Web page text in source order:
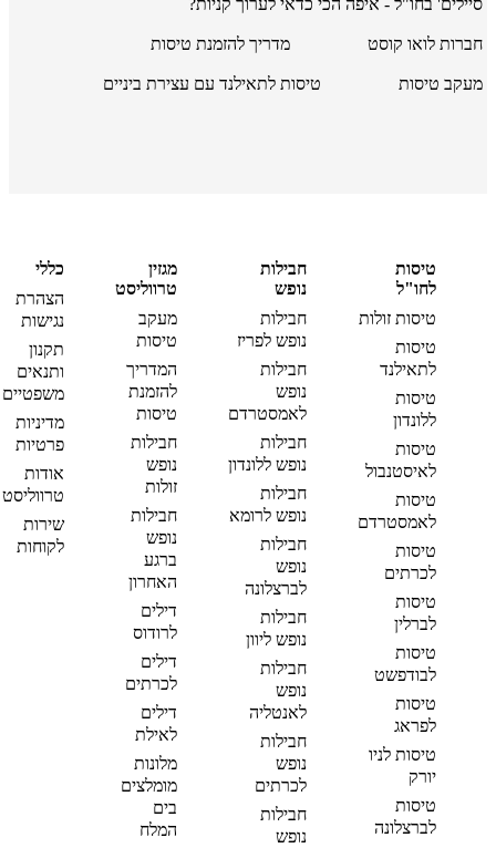
סיילים' בחו"ל - איפה הכי כדאי לערוך קניות?
חברות לואו קוסט מדריך להזמנת טיסות
מעקב טיסות טיסות לתאילנד עם עצירת ביניים
טיסות
לחו"ל
טיסות זולות
טיסות
לתאילנד
טיסות
ללונדון
טיסות
לאיסטנבול
טיסות
לאמסטרדם
טיסות
לכרתים
טיסות
לברלין
טיסות
לבודפשט
טיסות
לפראג
טיסות לניו
יורק
טיסות
לברצלונה
חבילות
נופש
חבילות
נופש לפריז
חבילות
נופש
לאמסטרדם
חבילות
נופש ללונדון
חבילות
נופש לרומא
חבילות
נופש
לברצלונה
חבילות
נופש ליוון
חבילות
נופש
לאנטליה
חבילות
נופש
לכרתים
חבילות
נופש
מגזין
טרווליסט
מעקב
טיסות
המדריך
להזמנת
טיסות
חבילות
נופש
זולות
חבילות
נופש
ברגע
האחרון
דילים
לרודוס
דילים
לכרתים
דילים
לאילת
מלונות
מומלצים
בים
המלח
כללי
הצהרת
נגישות
תקנון
ותנאים
משפטיים
מדיניות
פרטיות
אודות
טרווליסט
שירות
לקוחות